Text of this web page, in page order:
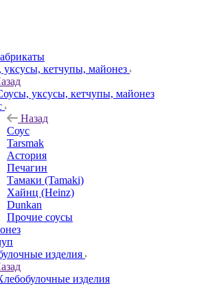
уксусы, кетчупы, майонез
уксусы, кетчупы, майонез
Назад
Соус
Tarsmak
Астория
Печагин
Тамаки (Tamaki)
Хайнц (Heinz)
Dunkan
Прочие соусы
изделия
изделия